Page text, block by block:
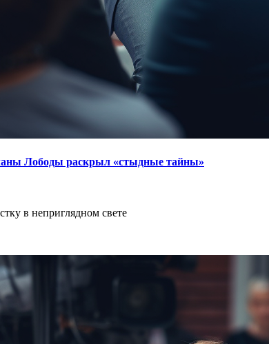
Лободы раскрыл «стыдные тайны»
в неприглядном свете